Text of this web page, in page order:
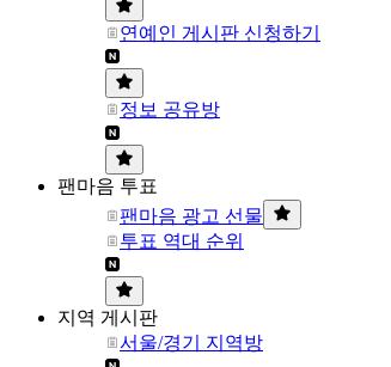
연예인 게시판 신청하기
정보 공유방
팬마음 투표
팬마음 광고 선물
투표 역대 순위
지역 게시판
서울/경기 지역방